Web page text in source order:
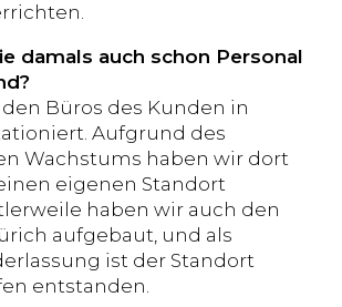
damals auch schon Personal
den Büros des Kunden in
Aufgrund des
Wachstums haben wir dort
eigenen Standort
haben wir auch den
aufgebaut, und als
ist der Standort
entstanden.